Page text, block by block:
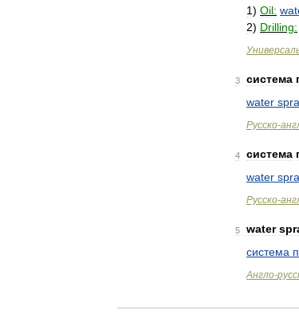
1) Oil:
2) Drilling:
3 система
water
Русско-
4 система
water
Русско-
5 water
система
Англо-